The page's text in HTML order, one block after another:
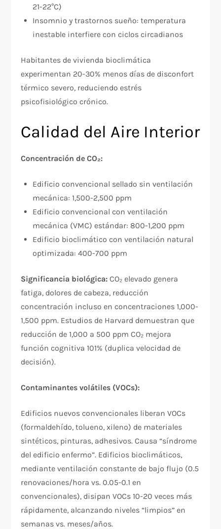
21-22°C)
Insomnio y trastornos sueño: temperatura
inestable interfiere con ciclos circadianos
Habitantes de vivienda bioclimática
experimentan 20-30% menos días de disconfort
térmico severo, reduciendo estrés
psicofisiológico crónico.
Calidad del Aire Interior
Concentración de CO₂:
Edificio convencional sellado sin ventilación
mecánica: 1,500-2,500 ppm
Edificio convencional con ventilación
mecánica (VMC) estándar: 800-1,200 ppm
Edificio bioclimático con ventilación natural
optimizada: 400-700 ppm
Significancia biológica: CO₂ elevado genera
fatiga, dolores de cabeza, reducción
concentración incluso en concentraciones 1,000-
1,500 ppm. Estudios de Harvard demuestran que
reducción de 1,000 a 500 ppm CO₂ mejora
función cognitiva 101% (duplica velocidad de
decisión).​
Contaminantes volátiles (VOCs):
Edificios nuevos convencionales liberan VOCs
(formaldehído, tolueno, xileno) de materiales
sintéticos, pinturas, adhesivos. Causa “síndrome
del edificio enfermo”. Edificios bioclimáticos,
mediante ventilación constante de bajo flujo (0.5
renovaciones/hora vs. 0.05-0.1 en
convencionales), disipan VOCs 10-20 veces más
rápidamente, alcanzando niveles “limpios” en
semanas vs. meses/años.